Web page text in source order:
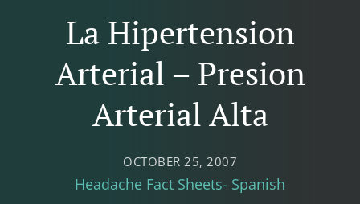
La Hipertension
Arterial – Presion
Arterial Alta
OCTOBER 25, 2007
Headache Fact Sheets- Spanish